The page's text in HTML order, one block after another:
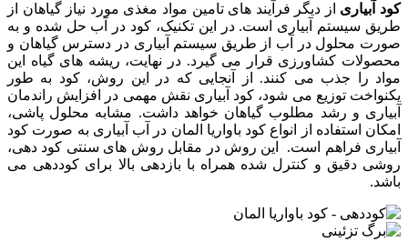
کود آبیاری از دیگر فرآیند های تامین مواد مغذی مورد نیاز گیاهان از
طریق سیستم آبیاری است. در این تکنیک، کود در آب حل شده و به
صورت محلول در آب از طریق سیستم آبیاری در دسترس گیاهان و
محصولات کشاورزی قرار می ‌گیرد. در نهایت، ریشه‌ های گیاه این
مواد را جذب می ‌کنند. از آنجایی که در این روش، کود به طور
یکنواخت توزیع می ‌شود، کود آبیاری نقش مهمی در افزایش راندمان
آبیاری و رشد مطلوب گیاهان خواهد داشت. مشابه محلول پاشی،
امکان استفاده از انواع کود باواریا المان در آب آبیاری به صورت کود
آبیاری فراهم است. این روش در مقابل روش های سنتی کود دهی،
روشی دقیق و کنترل شده همراه با بازدهی بالا برای کوددهی می
باشد.